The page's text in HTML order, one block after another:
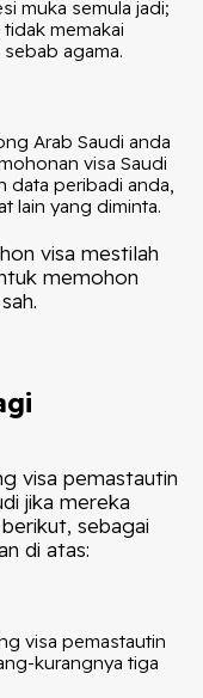
muka semula jadi;
memakai
agama.
Arab Saudi anda
visa Saudi
data peribadi anda,
lain yang diminta.
visa mestilah
memohon
visa pemastautin
jika mereka
berikut, sebagai
di atas:
visa pemastautin
kurangnya tiga